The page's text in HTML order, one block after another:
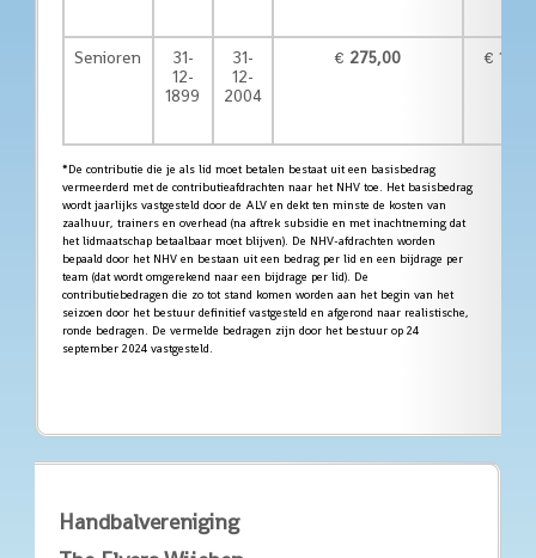
Senioren
31-
12-
1899
31-
12-
2004
€ 275,00 €
*De contributie die je als lid moet betalen bestaat uit een basisbedrag
vermeerderd met de contributieafdrachten naar het NHV toe. Het basisbedrag
wordt jaarlijks vastgesteld door de ALV en dekt ten minste de kosten van
zaalhuur, trainers en overhead (na aftrek subsidie en met inachtneming dat
het lidmaatschap betaalbaar moet blijven). De NHV-afdrachten worden
bepaald door het NHV en bestaan uit een bedrag per lid en een bijdrage per
team (dat wordt omgerekend naar een bijdrage per lid). De
contributiebedragen die zo tot stand komen worden aan het begin van het
seizoen door het bestuur definitief vastgesteld en afgerond naar realistische,
ronde bedragen. De vermelde bedragen zijn door het bestuur op 24
september 2024 vastgesteld.
Handbalvereniging